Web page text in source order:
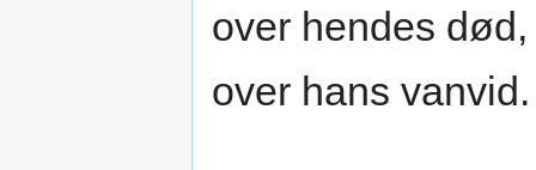
over hendes
over hans vanvid.